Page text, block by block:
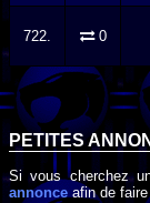
722. 0
PETITES
Si vous cherchez
annonce afin de